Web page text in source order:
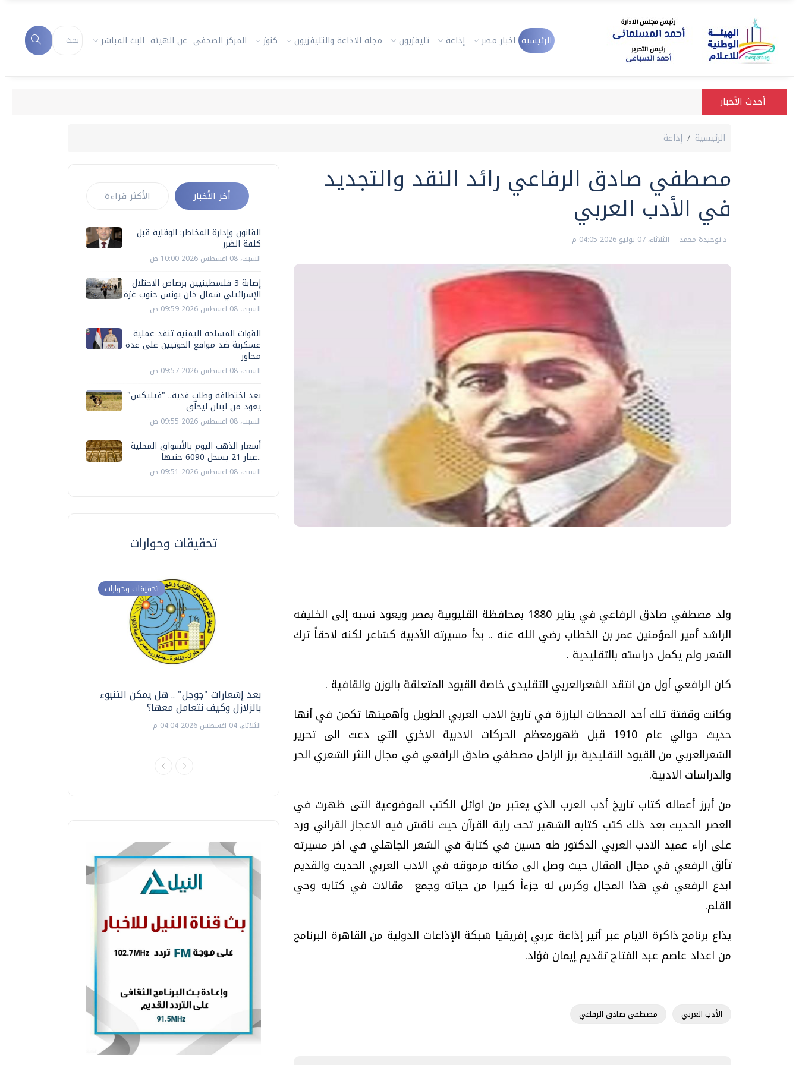
الرئيسية اخبار مصر إذاعة تليفزيون مجلة الاذاعة والتليفزيون كنوز المركز الصحفى عن الهيئة البث المباشر
أحدث الأخبار
الرئيسية إذاعة
مصطفي صادق الرفاعي رائد النقد والتجديد
في الأدب العربي
د.توحيدة محمد الثلاثاء، 07 يوليو 2026 04:05 م
ولد مصطفي صادق الرفاعي في يناير 1880 بمحافظة القليوبية بمصر ويعود نسبه إلى الخليفه
الراشد أمير المؤمنين عمر بن الخطاب رضي الله عنه .. بدأ مسيرته الأدبية كشاعر لكنه لاحقاً ترك
الشعر ولم يكمل دراسته بالتقليدية .
كان الرافعي أول من انتقد الشعرالعربي التقليدى خاصة القيود المتعلقة بالوزن والقافية .
وكانت وقفتة تلك أحد المحطات البارزة في تاريخ الادب العربي الطويل وأهميتها تكمن في أنها
حديث حوالي عام 1910 قبل ظهورمعظم الحركات الادبية الاخري التي دعت الى تحرير
الشعرالعربي من القيود التقليدية برز الراحل مصطفي صادق الرافعي في مجال النثر الشعري الحر
والدراسات الادبية.
من أبرز أعماله كتاب تاريخ أدب العرب الذي يعتبر من اوائل الكتب الموضوعية التى ظهرت في
العصر الحديث بعد ذلك كتب كتابه الشهير تحت راية القرآن حيث ناقش فيه الاعجاز القراني ورد
على اراء عميد الادب العربي الدكتور طه حسين في كتابة في الشعر الجاهلي في اخر مسيرته
تألق الرفعي في مجال المقال حيث وصل الى مكانه مرموقه في الادب العربي الحديث والقديم
ابدع الرفعي في هذا المجال وكرس له جزءاً كبيرا من حياته وجمع مقالات في كتابه وحي
القلم.
يذاع برنامج ذاكرة الايام عبر أثير إذاعة عربي إفريقيا شبكة الإذاعات الدولية من القاهرة البرنامج
من اعداد عاصم عبد الفتاح تقديم إيمان فؤاد.
الأدب العربي مصطفي صادق الرفاعي
أخر الأخبار الأكثر قراءة
القانون وإدارة المخاطر: الوقاية قبل
كلفة الضرر
السبت، 08 اغسطس 2026 10:00 ص
إصابة 3 فلسطينيين برصاص الاحتلال
الإسرائيلي شمال خان يونس جنوب غزة
السبت، 08 اغسطس 2026 09:59 ص
القوات المسلحة اليمنية تنفذ عملية
عسكرية ضد مواقع الحوثيين على عدة
محاور
السبت، 08 اغسطس 2026 09:57 ص
بعد اختطافه وطلب فدية.. "فيليكس"
يعود من لبنان ليحلّق
السبت، 08 اغسطس 2026 09:55 ص
أسعار الذهب اليوم بالأسواق المحلية
..عيار 21 يسجل 6090 جنيها
السبت، 08 اغسطس 2026 09:51 ص
تحقيقات وحوارات
تحقيقات وحوارات
بعد إشعارات "جوجل" .. هل يمكن التنبوء
بالزلازل وكيف نتعامل معها؟
الثلاثاء، 04 اغسطس 2026 04:04 م
دليلك للتنسيق الجامعي .. تساؤلات
وإجابات
فيديو.. الإعلام الرقمي.. تقنيات واعدة
وتحديات هائلة
موجات الطقس الساخنة.. لماذا تحدث وكيف